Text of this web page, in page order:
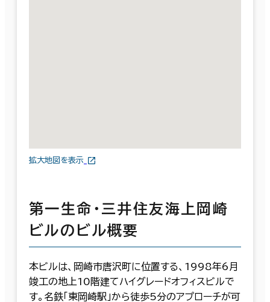
拡大地図を表示
第一生命・三井住友海上岡崎
ビルのビル概要
本ビルは、岡崎市唐沢町に位置する、1998年6月
竣工の地上10階建てハイグレードオフィスビルで
す。名鉄「東岡崎駅」から徒歩5分のアプローチが可